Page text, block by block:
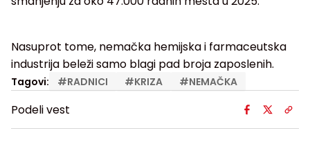
Nasuprot tome, nemačka hemijska i farmaceutska
industrija beleži samo blagi pad broja zaposlenih.
Tagovi: #RADNICI #KRIZA #NEMAČKA
Podeli vest